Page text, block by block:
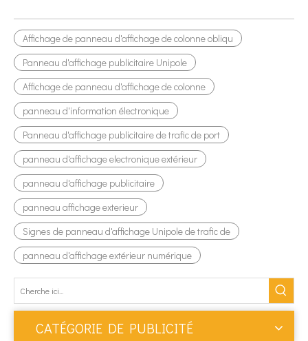
Affichage de panneau d'affichage de colonne obliqu
Panneau d'affichage publicitaire Unipole
Affichage de panneau d'affichage de colonne
panneau d'information électronique
Panneau d'affichage publicitaire de trafic de port
panneau d'affichage electronique extérieur
panneau d'affichage publicitaire
panneau affichage exterieur
Signes de panneau d'affichage Unipole de trafic de
panneau d'affichage extérieur numérique
CATÉGORIE DE PUBLICITÉ